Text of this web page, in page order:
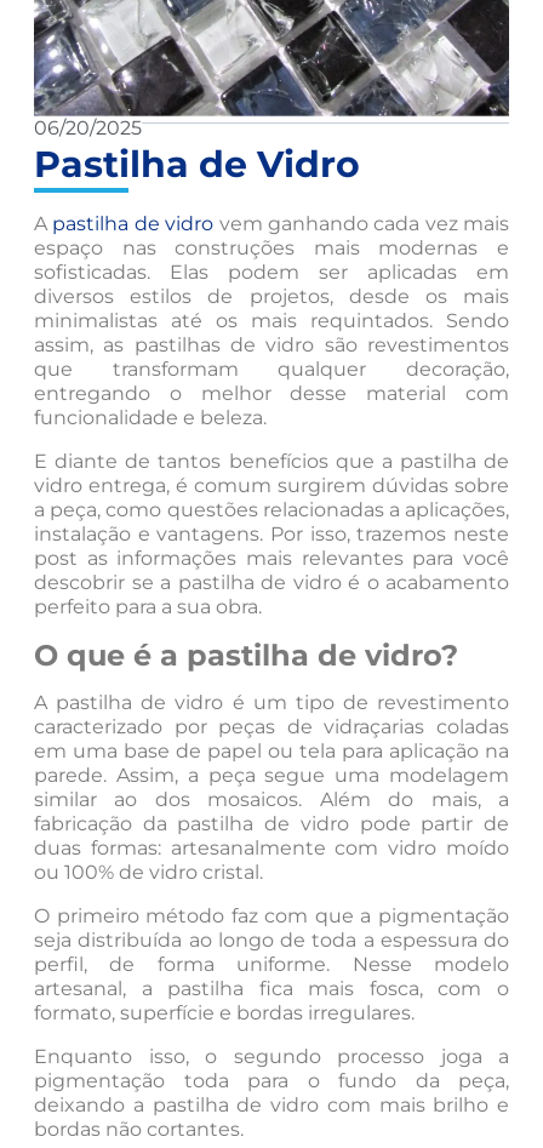
06/20/2025
Pastilha de Vidro
A pastilha de vidro vem ganhando cada vez mais
espaço nas construções mais modernas e
sofisticadas. Elas podem ser aplicadas em
diversos estilos de projetos, desde os mais
minimalistas até os mais requintados. Sendo
assim, as pastilhas de vidro são revestimentos
que transformam qualquer decoração,
entregando o melhor desse material com
funcionalidade e beleza.
E diante de tantos benefícios que a pastilha de
vidro entrega, é comum surgirem dúvidas sobre
a peça, como questões relacionadas a aplicações,
instalação e vantagens. Por isso, trazemos neste
post as informações mais relevantes para você
descobrir se a pastilha de vidro é o acabamento
perfeito para a sua obra.
O que é a pastilha de vidro?
A pastilha de vidro é um tipo de revestimento
caracterizado por peças de vidraçarias coladas
em uma base de papel ou tela para aplicação na
parede. Assim, a peça segue uma modelagem
similar ao dos mosaicos. Além do mais, a
fabricação da pastilha de vidro pode partir de
duas formas: artesanalmente com vidro moído
ou 100% de vidro cristal.
O primeiro método faz com que a pigmentação
seja distribuída ao longo de toda a espessura do
perfil, de forma uniforme. Nesse modelo
artesanal, a pastilha fica mais fosca, com o
formato, superfície e bordas irregulares.
Enquanto isso, o segundo processo joga a
pigmentação toda para o fundo da peça,
deixando a pastilha de vidro com mais brilho e
bordas não cortantes.